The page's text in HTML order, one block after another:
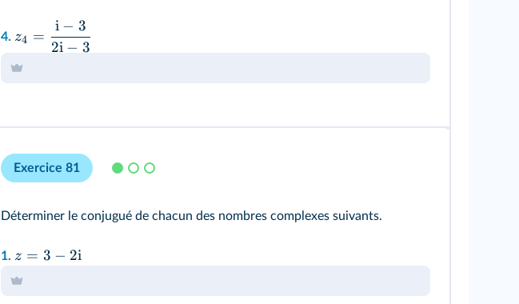
4. z4 =
2i − 3
i − 3
Exercice 81
Déterminer le conjugué de chacun des nombres complexes suivants.
1. z = 3 − 2i